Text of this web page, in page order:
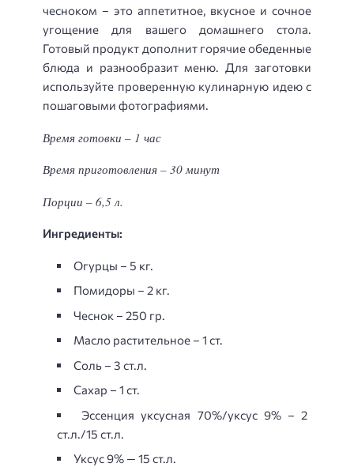
чесноком – это аппетитное, вкусное и сочное
угощение для вашего домашнего стола.
Готовый продукт дополнит горячие обеденные
блюда и разнообразит меню. Для заготовки
используйте проверенную кулинарную идею с
пошаговыми фотографиями.
Время готовки – 1 час
Время приготовления – 30 минут
Порции – 6,5 л.
Ингредиенты:
Огурцы – 5 кг.
Помидоры – 2 кг.
Чеснок – 250 гр.
Масло растительное – 1 ст.
Соль – 3 ст.л.
Сахар – 1 ст.
Эссенция уксусная 70%/уксус 9% – 2
ст.л./15 ст.л.
Уксус 9% — 15 ст.л.